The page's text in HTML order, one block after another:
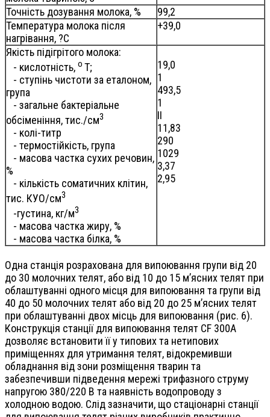
Точність дозування молока, %
99,2
Температура молока після
нагрівання, ?C
+39,0
Якість підігрітого молока:
- кислотність, о Т;
- ступінь чистоти за еталоном,
група
- загальне бактеріальне
обсіменіння, тис./см3
- колі-титр
- термостійкість, група
- масова частка сухих речовин,
%
- кількість соматичних клітин,
тис. КУО/см3
-густина, кг/м3
- масова частка жиру, %
- масова частка білка, %
19,0
1
493,5
1
II
11,83
290
1029
3,37
2,95
Одна станція розрахована для випоювання групи від 20
до 30 молочних телят, або від 10 до 15 м’ясних телят при
облаштуванні одного місця для випоювання та групи від
40 до 50 молочних телят або від 20 до 25 м’ясних телят
при облаштуванні двох місць для випоювання (рис. 6).
Конструкція станції для випоювання телят CF 300А
дозволяє встановити її у типових та нетипових
приміщеннях для утримання телят, відокремивши
обладнання від зони розміщення тварин та
забезпечивши підведення мережі трифазного струму
напругою 380/220 В та наявність водопроводу з
холодною водою. Слід зазначити, що стаціонарні станції